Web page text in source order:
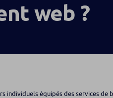
web ?
individuels équipés des services